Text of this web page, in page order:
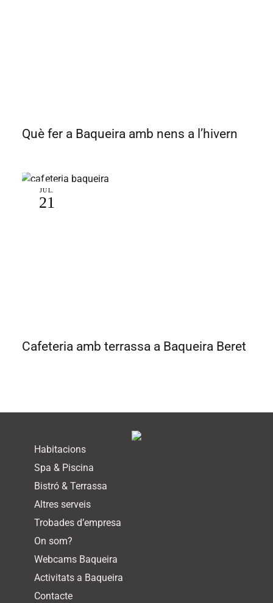
Què fer a Baqueira amb nens a l’hivern
JUL.
21
Cafeteria amb terrassa a Baqueira Beret
Habitacions
Spa & Piscina
Bistró & Terrassa
Altres serveis
Trobades d’empresa
On som?
Webcams Baqueira
Activitats a Baqueira
Contacte